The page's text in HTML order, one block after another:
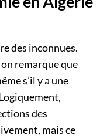
des inconnues.
on remarque que
s’il y a une
des
mais ce